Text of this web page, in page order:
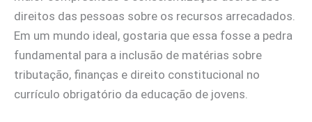
direitos das pessoas sobre os recursos arrecadados.
Em um mundo ideal, gostaria que essa fosse a pedra
fundamental para a inclusão de matérias sobre
tributação, finanças e direito constitucional no
currículo obrigatório da educação de jovens.